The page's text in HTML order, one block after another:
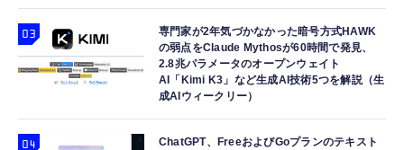
専門家が2年気づかなかった暗号方式HAWK
の弱点をClaude Mythosが60時間で発見、
2.8兆パラメータのオープンウェイト
AI「Kimi K3」など生成AI技術5つを解説（生
成AIウィークリー）
ChatGPT、FreeおよびGoプランのテキスト